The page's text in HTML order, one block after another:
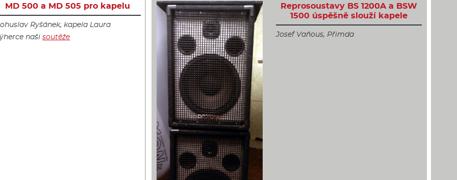
MD 500 a MD 505 pro kapelu
Ryšánek, kapela Laura
našisoutěže
Reprosoustavy BS 1200A a BSW
1500 úspěšně slouží kapele
Josef Vaňous, Přimda